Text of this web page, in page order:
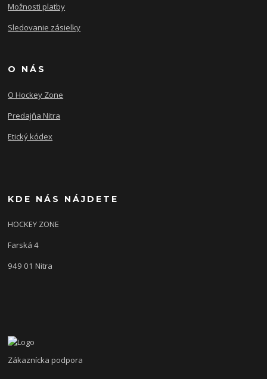
Možnosti platby
Sledovanie zásielky
O NÁS
O Hockey Zone
Predajňa Nitra
Etický kódex
KDE NÁS NÁJDETE
HOCKEY ZONE
Farská 4
949 01 Nitra
Zákaznícka podpora